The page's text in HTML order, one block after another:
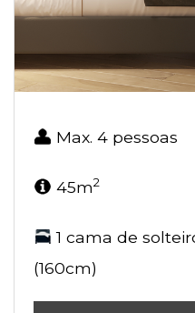
Max. 4 pessoas
45m2
1 cama de
(160cm)